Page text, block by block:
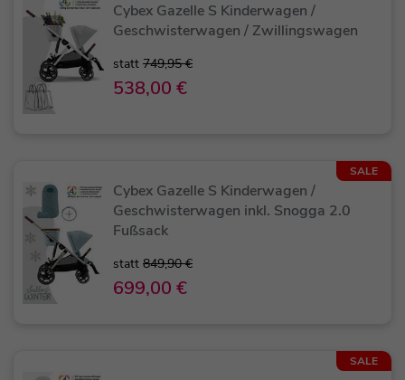
Cybex Gazelle S Kinderwagen /
Geschwisterwagen / Zwillingswagen
statt 749,95 €
538,00 €
SALE
Cybex Gazelle S Kinderwagen /
Geschwisterwagen inkl. Snogga 2.0
Fußsack
statt 849,90 €
699,00 €
SALE